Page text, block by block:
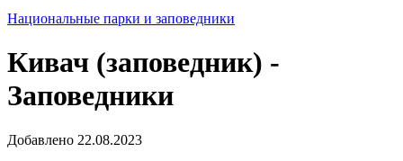
Национальные парки и заповедники
Кивач (заповедник) -
Заповедники
Добавлено 22.08.2023